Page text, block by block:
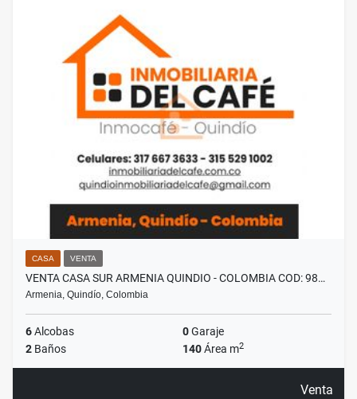
CASA VENTA
VENTA CASA SUR ARMENIA QUINDIO - COLOMBIA COD: 98…
Armenia, Quindío, Colombia
6Alcobas 0Garaje
2 Baños 140Área m2
Venta